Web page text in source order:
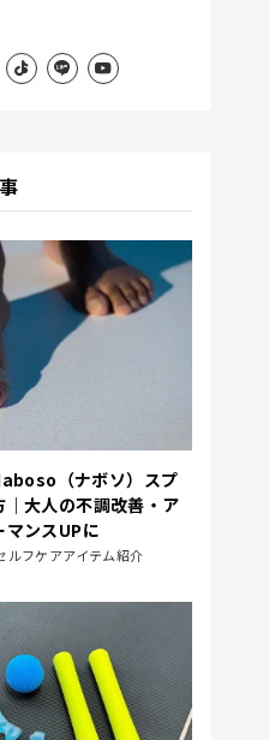
（ナボソ）スプ
｜大人の不調改善・ア
マンスUPに
ルフケアアイテム紹介